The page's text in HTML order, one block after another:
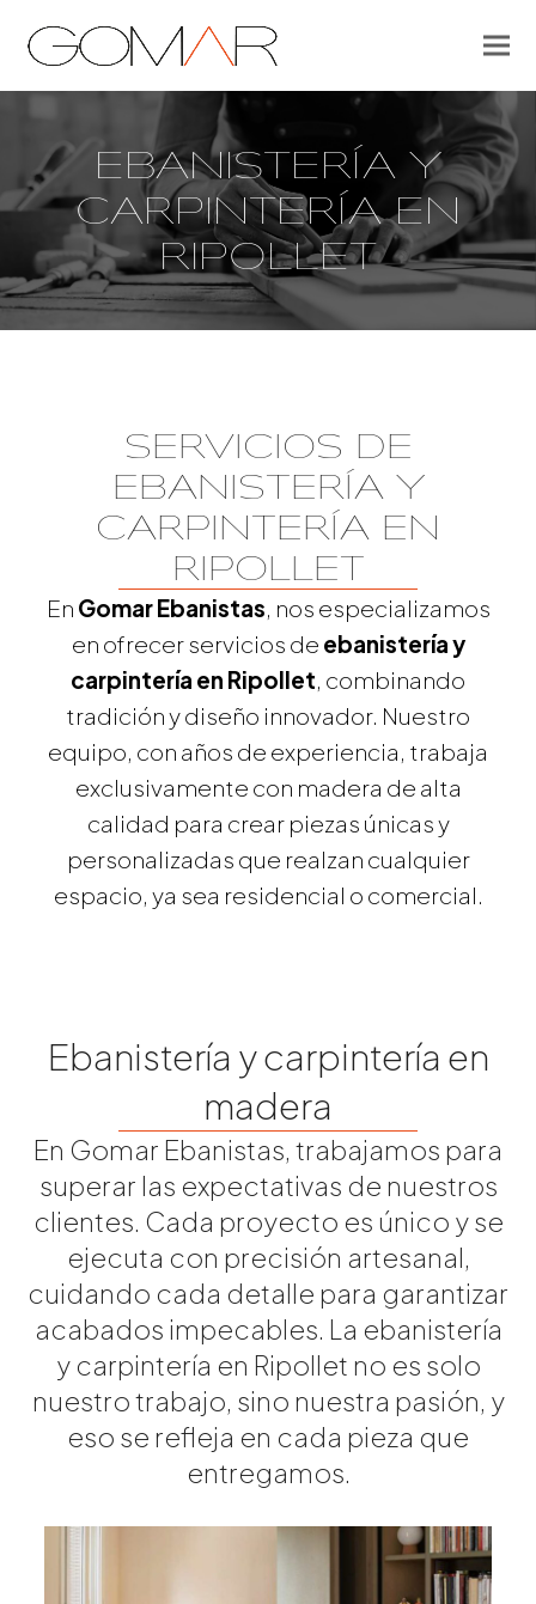
EBANISTERÍA Y
CARPINTERÍA EN
RIPOLLET
SERVICIOS DE
EBANISTERÍA Y
CARPINTERÍA EN
RIPOLLET
En Gomar Ebanistas, nos especializamos
en ofrecer servicios de ebanistería y
carpintería en Ripollet, combinando
tradición y diseño innovador. Nuestro
equipo, con años de experiencia, trabaja
exclusivamente con madera de alta
calidad para crear piezas únicas y
personalizadas que realzan cualquier
espacio, ya sea residencial o comercial.
Ebanistería y carpintería en
madera
En Gomar Ebanistas, trabajamos para
superar las expectativas de nuestros
clientes. Cada proyecto es único y se
ejecuta con precisión artesanal,
cuidando cada detalle para garantizar
acabados impecables. La ebanistería
y carpintería en Ripollet no es solo
nuestro trabajo, sino nuestra pasión, y
eso se refleja en cada pieza que
entregamos.